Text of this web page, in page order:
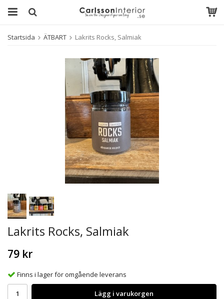
Startsida ÄTBART Lakrits Rocks, Salmiak
Lakrits Rocks, Salmiak
79 kr
Finns i lager för omgående leverans
Lägg i varukorgen